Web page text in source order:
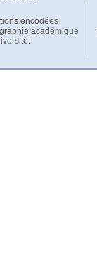
encodées
académique